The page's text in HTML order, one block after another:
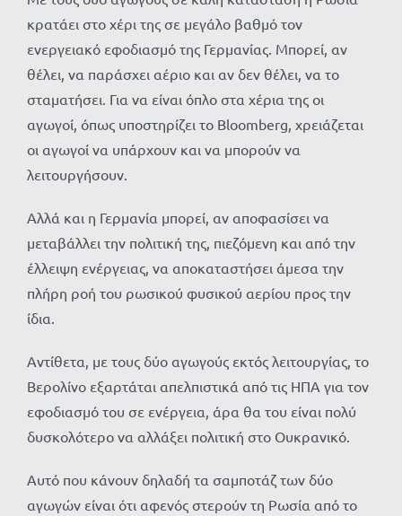
κρατάει στο χέρι της σε μεγάλο βαθμό τον
ενεργειακό εφοδιασμό της Γερμανίας. Μπορεί, αν
θέλει, να παράσχει αέριο και αν δεν θέλει, να το
σταματήσει. Για να είναι όπλο στα χέρια της οι
αγωγοί, όπως υποστηρίζει το Bloomberg, χρειάζεται
οι αγωγοί να υπάρχουν και να μπορούν να
λειτουργήσουν.
Αλλά και η Γερμανία μπορεί, αν αποφασίσει να
μεταβάλλει την πολιτική της, πιεζόμενη και από την
έλλειψη ενέργειας, να αποκαταστήσει άμεσα την
πλήρη ροή του ρωσικού φυσικού αερίου προς την
ίδια.
Αντίθετα, με τους δύο αγωγούς εκτός λειτουργίας, το
Βερολίνο εξαρτάται απελπιστικά από τις ΗΠΑ για τον
εφοδιασμό του σε ενέργεια, άρα θα του είναι πολύ
δυσκολότερο να αλλάξει πολιτική στο Ουκρανικό.
Αυτό που κάνουν δηλαδή τα σαμποτάζ των δύο
αγωγών είναι ότι αφενός στερούν τη Ρωσία από το